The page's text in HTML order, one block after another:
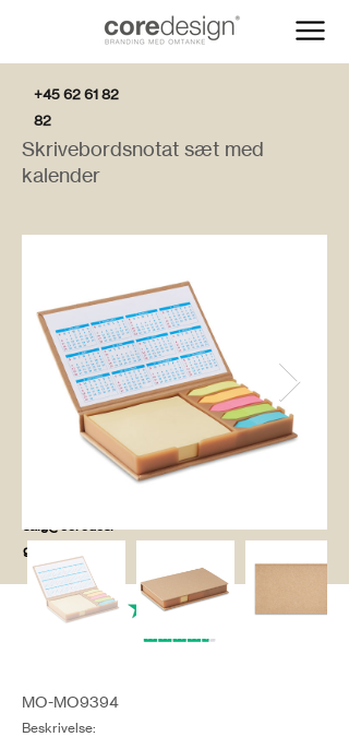
+45 62 61 82
82
salg@coredesi
gn.dk
Skrivebordsnotat sæt med
kalender
MO-MO9394
Beskrivelse: